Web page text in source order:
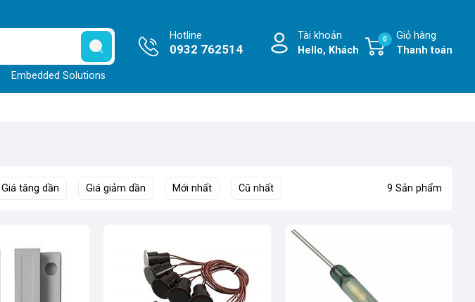
Embedded Solutions
Hotline
0932 762514
Tài khoản
Hello, Khách
Giỏ hàng
Thanh toán
0
Giá tăng dần Giá giảm dần Mới nhất Cũ nhất 9 Sản phẩm